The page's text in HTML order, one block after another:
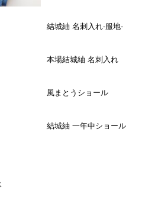
結城紬 名刺入れ-服地-
本場結城紬 名刺入れ
風まとうショール
結城紬 一年中ショール